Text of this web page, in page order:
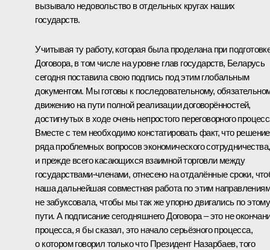
вызывало недовольство в отдельных кругах наших
государств.
Учитывая ту работу, которая была проделана при
Договора, в том числе на уровне глав государств, Беларусь
сегодня поставила свою подпись под этим глобальным
документом. Мы готовы к последовательному,
движению на пути полной реализации договорённостей,
достигнутых в ходе очень непростого переговорного
Вместе с тем необходимо констатировать факт, что решение
ряда проблемных вопросов экономического сотрудничества,
и прежде всего касающихся взаимной торговли между
государствами-членами, отнесено на отдалённые сроки,
наша дальнейшая совместная работа по этим направлениям
не забуксовала, чтобы мы так же упорно двигались по этому
пути. А подписание сегодняшнего Договора – это не
процесса, я бы сказал, это начало серьёзного процесса,
о котором говорил только что Президент Назарбаев, того